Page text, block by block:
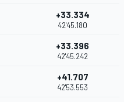
+33.334
42'45.180
+33.396
42'45.242
+41.707
42'53.553